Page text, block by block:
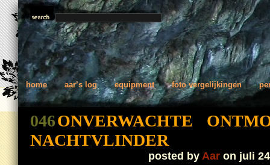
home aar’s log equipment foto vergelijkingen
046ONVERWACHTE
NACHTVLINDER
posted by Aaron juli